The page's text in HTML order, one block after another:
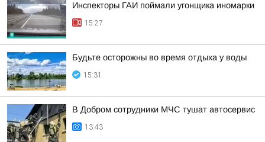
Инспекторы ГАИ поймали угонщика иномарки
15:27
Будьте осторожны во время отдыха у воды
15:31
В Добром сотрудники МЧС тушат автосервис
13:43